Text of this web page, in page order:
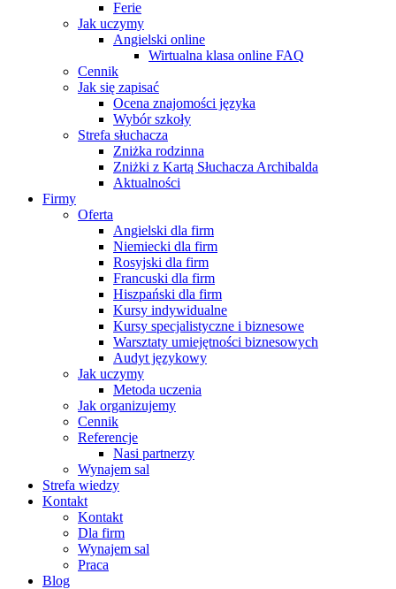
Ferie
Jak uczymy
Angielski online
Wirtualna klasa online FAQ
Cennik
Jak się zapisać
Ocena znajomości języka
Wybór szkoły
Strefa słuchacza
Zniżka rodzinna
Zniżki z Kartą Słuchacza Archibalda
Aktualności
Firmy
Oferta
Angielski dla firm
Niemiecki dla firm
Rosyjski dla firm
Francuski dla firm
Hiszpański dla firm
Kursy indywidualne
Kursy specjalistyczne i biznesowe
Warsztaty umiejętności biznesowych
Audyt językowy
Jak uczymy
Metoda uczenia
Jak organizujemy
Cennik
Referencje
Nasi partnerzy
Wynajem sal
Strefa wiedzy
Kontakt
Kontakt
Dla firm
Wynajem sal
Praca
Blog